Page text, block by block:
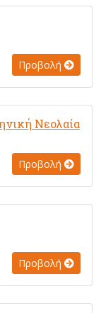
Προβολή
Νεολαία
Προβολή
Προβολή